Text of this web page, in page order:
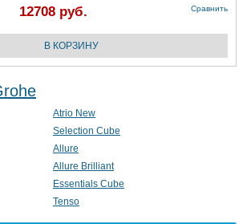
12708 руб. Сравнить
Atrio New
Selection Cube
Allure
Allure Brilliant
Essentials Cube
Tenso